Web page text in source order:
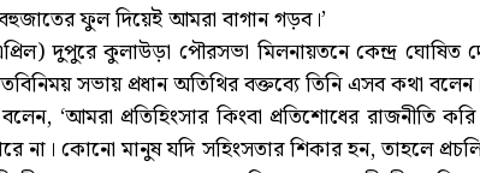
ফুল দিয়েই আমরা বাগান গড়ব।’
দুপুরে কুলাউড়া পৌরসভা মিলনায়তনে কেন্দ্র ঘোষিত
সভায় প্রধান অতিথির বক্তব্যে তিনি এসব কথা বলেন।
‘আমরা প্রতিহিংসার কিংবা প্রতিশোধের রাজনীতি
না। কোনো মানুষ যদি সহিংসতার শিকার হন, তাহলে